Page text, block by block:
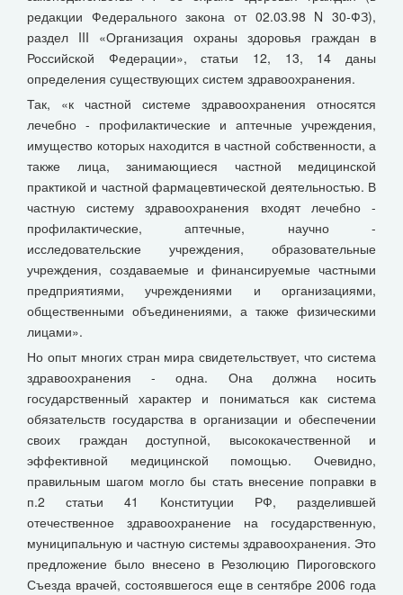
редакции Федерального закона от 02.03.98 N 30-ФЗ),
раздел III «Организация охраны здоровья граждан в
Российской Федерации», статьи 12, 13, 14 даны
определения существующих систем здравоохранения.
Так, «к частной системе здравоохранения относятся
лечебно - профилактические и аптечные учреждения,
имущество которых находится в частной собственности, а
также лица, занимающиеся частной медицинской
практикой и частной фармацевтической деятельностью. В
частную систему здравоохранения входят лечебно -
профилактические, аптечные, научно -
исследовательские учреждения, образовательные
учреждения, создаваемые и финансируемые частными
предприятиями, учреждениями и организациями,
общественными объединениями, а также физическими
лицами».
Но опыт многих стран мира свидетельствует, что система
здравоохранения - одна. Она должна носить
государственный характер и пониматься как система
обязательств государства в организации и обеспечении
своих граждан доступной, высококачественной и
эффективной медицинской помощью. Очевидно,
правильным шагом могло бы стать внесение поправки в
п.2 статьи 41 Конституции РФ, разделившей
отечественное здравоохранение на государственную,
муниципальную и частную системы здравоохранения. Это
предложение было внесено в Резолюцию Пироговского
Съезда врачей, состоявшегося еще в сентябре 2006 года